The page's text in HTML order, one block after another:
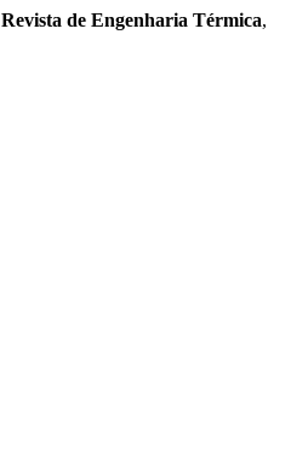
Revista de Engenharia Térmica,